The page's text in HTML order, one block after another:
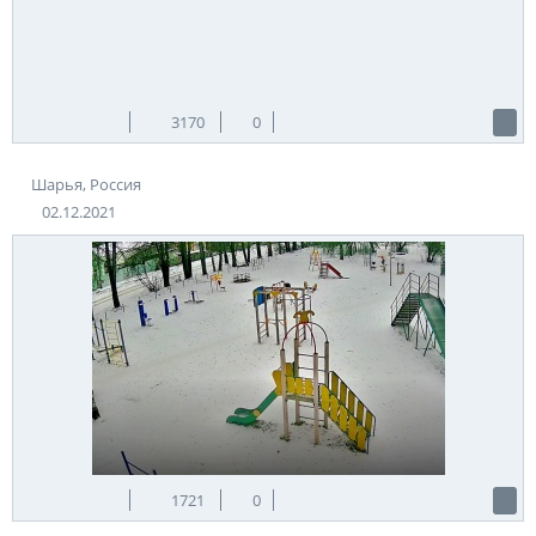
железнодорожный вокзал. Здание построено одновременно
с поселком Шарья в 1906 г. Сохранилось почти без
Представлена история развития края от поселений древних
племен до настоящего времени.
Россия Шарья
Источник:sharya.online
3170 0
Шарья, Россия
02.12.2021
1721 0